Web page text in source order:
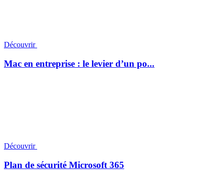
Découvrir
Mac en entreprise : le levier d’un po...
Découvrir
Plan de sécurité Microsoft 365